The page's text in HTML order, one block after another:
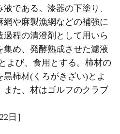
である。漆器の下塗り、
や麻製漁網などの補強に
程の清澄剤として用いら
集め、発酵熟成させた濾液
よび、食用とする。柿材の
柿材(くろがきざい)とよ
また、材はゴルフのクラブ
日］